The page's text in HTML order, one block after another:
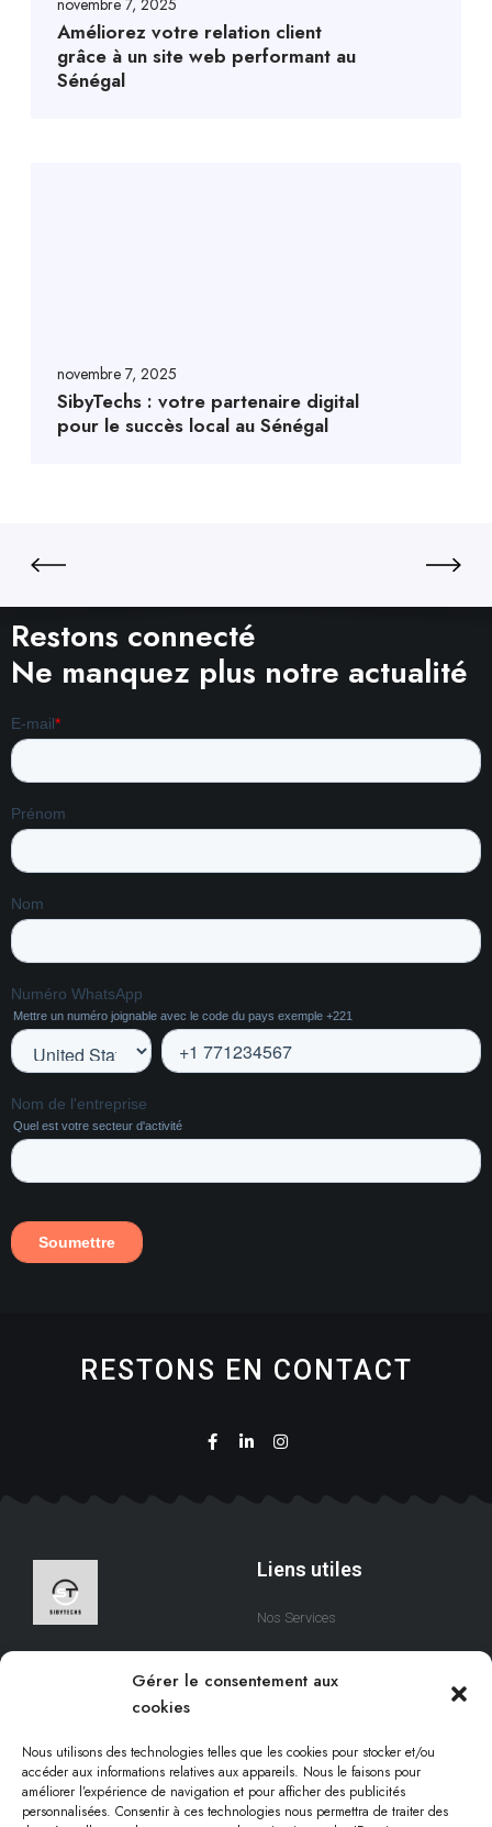
Gérer le consentement aux
cookies
Nous utilisons des technologies telles que les cookies pour stocker et/ou
accéder aux informations relatives aux appareils. Nous le faisons pour
améliorer l’expérience de navigation et pour afficher des publicités
personnalisées. Consentir à ces technologies nous permettra de traiter des
Améliorez votre relation client
grâce à un site web performant au
Sénégal
novembre 7, 2025
SibyTechs : votre partenaire digital
pour le succès local au Sénégal
Restons connecté
Ne manquez plus notre actualité
RESTONS EN CONTACT
qui s’efforce de créer des
solutions digitales qui
Liens utiles
Nos Services
A Propos